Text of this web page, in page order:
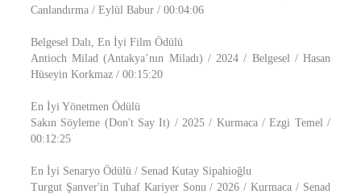
Canlandırma / Eylül Babur / 00:04:06
Belgesel Dalı, En İyi Film Ödülü
Antioch Milad (Antakya’nın Miladı) / 2024 / Belgesel / Hasan
Hüseyin Korkmaz / 00:15:20
En İyi Yönetmen Ödülü
Sakın Söyleme (Don't Say It) / 2025 / Kurmaca / Ezgi Temel /
00:12:25
En İyi Senaryo Ödülü / Senad Kutay Sipahioğlu
Turgut Şanver'in Tuhaf Kariyer Sonu / 2026 / Kurmaca / Senad